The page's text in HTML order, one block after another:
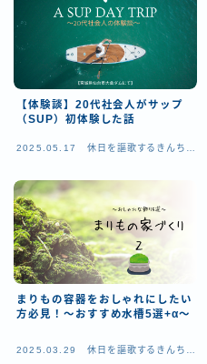
血管内治療（アンギオ）
透視 透視撮影に関連する内
骨密度 骨密度撮影に関連す
放射線治療 放射線治療に関連する内容をまとめたカテゴリー
診療放射線技師の役割 診
放射線技師の知識アップ
放射線技師の就職・転職活
【体験談】20代社会人がサップ
（SUP）初体験した話
2025.05.17
休日を謳歌するきんちゃ
まりもの容器をおしゃれにしたい
方必見！～おすすめ水槽5選+α～
2025.03.29
休日を謳歌するきんちゃ